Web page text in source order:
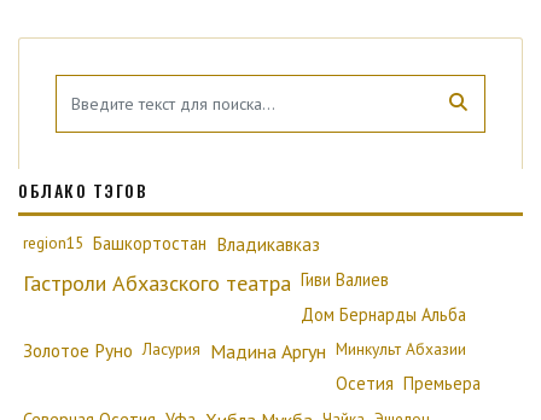
ОБЛАКО ТЭГОВ
region15 Башкортостан Владикавказ
Гастроли Абхазского театра Гиви Валиев
Дом Бернарды Альба
Золотое Руно Ласурия Мадина Аргун Минкульт Абхазии
Осетия Премьера